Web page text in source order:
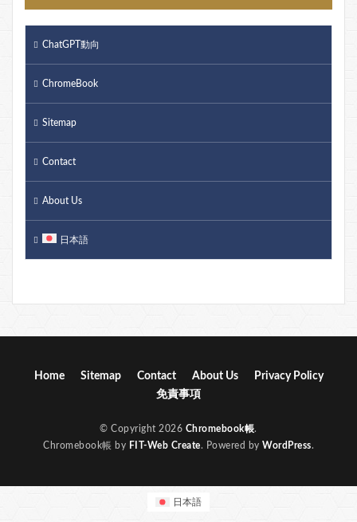
ChatGPT動向
ChromeBook
Sitemap
Contact
About Us
日本語
Home Sitemap Contact About Us
Privacy Policy
免責事項
© Copyright 2026 Chromebook帳.
Chromebook帳 by FIT-Web Create. Powered by WordPress.
日本語